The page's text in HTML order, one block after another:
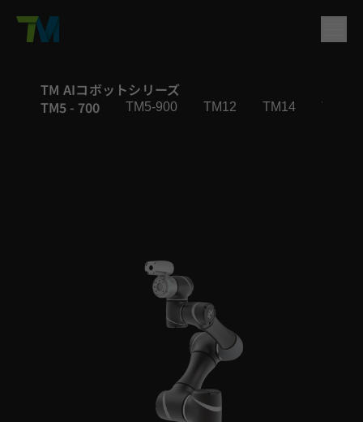
English 繁體中文
TM AIコボットシリーズ
TM5 - 700
TM5-900 TM12 TM14 TM16